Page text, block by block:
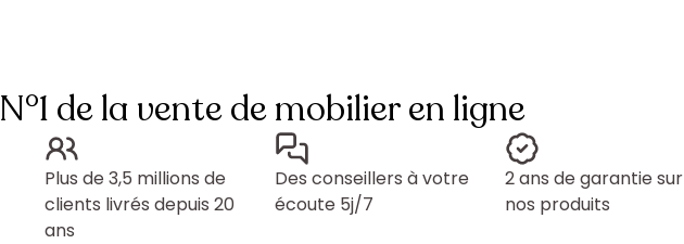
N°1 de la vente de mobilier en ligne
Plus de 3,5 millions de
clients livrés depuis 20
ans
Des conseillers à votre
écoute 5j/7
2 ans de garantie sur
nos produits